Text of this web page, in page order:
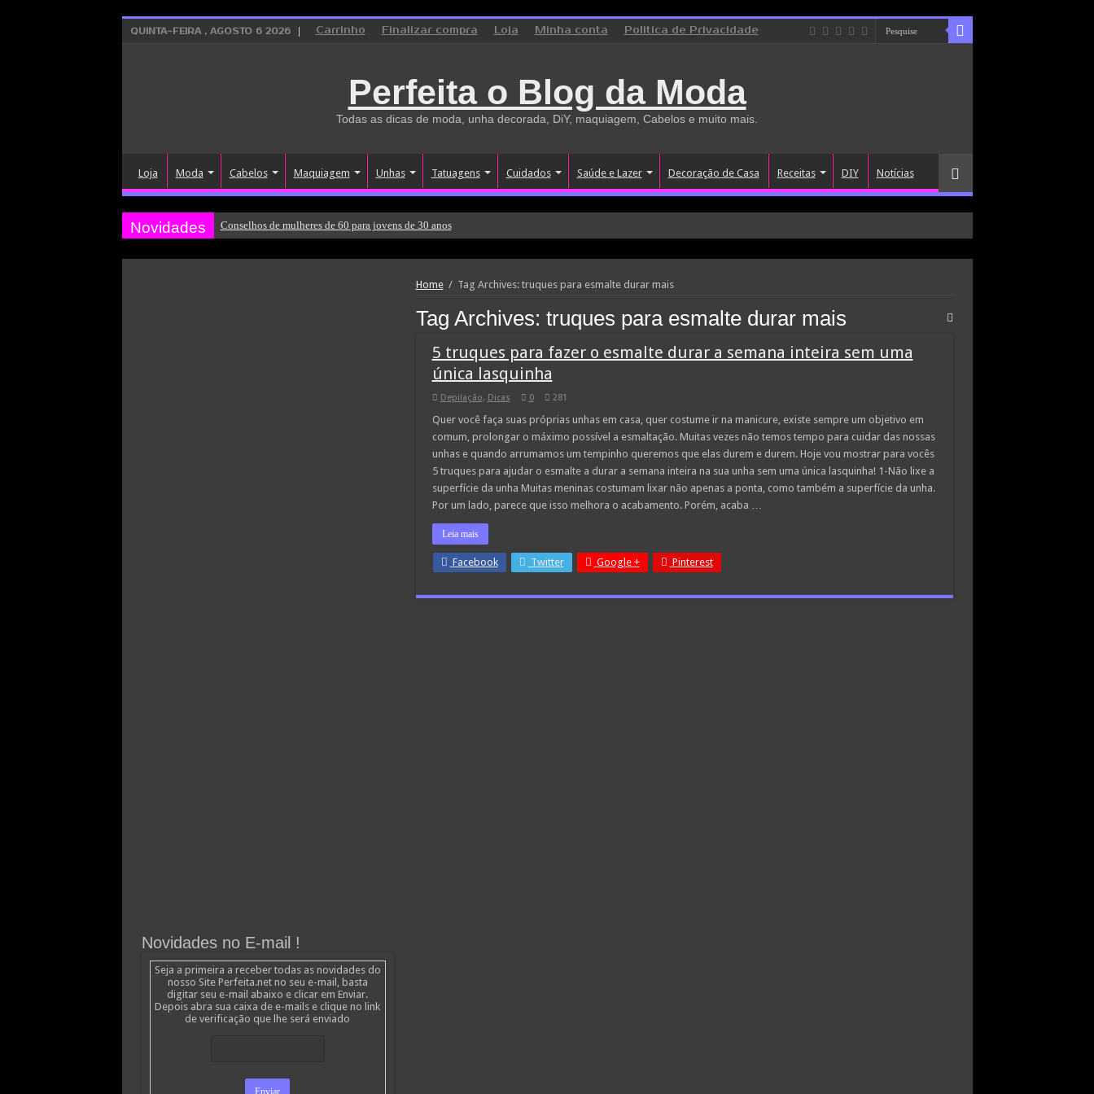
QUINTA-FEIRA , AGOSTO 6 2026 Carrinho Finalizar compra Loja Minha conta Politica de Privacidade
Perfeita o Blog da Moda
Todas as dicas de moda, unha decorada, DiY, maquiagem, Cabelos e muito mais.
Loja Moda Cabelos Maquiagem Unhas Tatuagens Cuidados Saúde e Lazer Decoração de Casa Receitas DIY Notícias
Novidades Conselhos de mulheres de 60 para jovens de 30 anos
Home / Tag Archives: truques para esmalte durar mais
Tag Archives: truques para esmalte durar mais
5 truques para fazer o esmalte durar a semana inteira sem uma
única lasquinha
Depilação, Dicas 0 281
Quer você faça suas próprias unhas em casa, quer costume ir na manicure, existe sempre um objetivo em
comum, prolongar o máximo possível a esmaltação. Muitas vezes não temos tempo para cuidar das nossas
unhas e quando arrumamos um tempinho queremos que elas durem e durem. Hoje vou mostrar para vocês
5 truques para ajudar o esmalte a durar a semana inteira na sua unha sem uma única lasquinha! 1-Não lixe a
superfície da unha Muitas meninas costumam lixar não apenas a ponta, como também a superfície da unha.
Por um lado, parece que isso melhora o acabamento. Porém, acaba …
Leia mais
Facebook Twitter Google + Pinterest
Novidades no E-mail !
Seja a primeira a receber todas as novidades do
nosso Site Perfeita.net no seu e-mail, basta
digitar seu e-mail abaixo e clicar em Enviar.
Depois abra sua caixa de e-mails e clique no link
de verificação que lhe será enviado